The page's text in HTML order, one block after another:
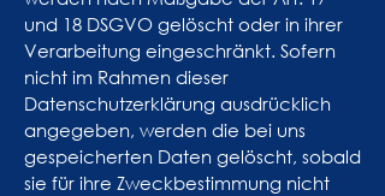
und 18 DSGVO gelöscht oder in ihrer
Verarbeitung eingeschränkt. Sofern
nicht im Rahmen dieser
Datenschutzerklärung ausdrücklich
angegeben, werden die bei uns
gespeicherten Daten gelöscht, sobald
sie für ihre Zweckbestimmung nicht